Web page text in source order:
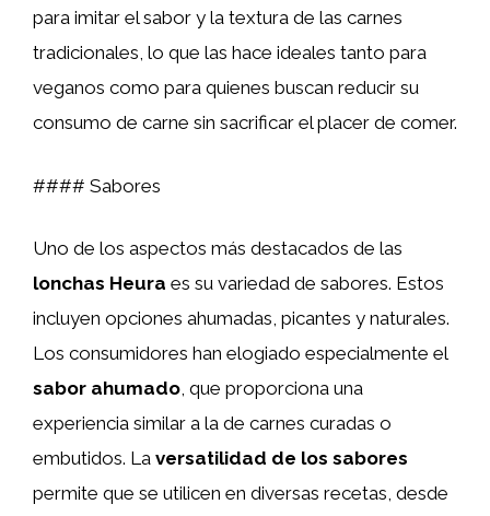
para imitar el sabor y la textura de las carnes
tradicionales, lo que las hace ideales tanto para
veganos como para quienes buscan reducir su
consumo de carne sin sacrificar el placer de comer.
#### Sabores
Uno de los aspectos más destacados de las
lonchas Heura es su variedad de sabores. Estos
incluyen opciones ahumadas, picantes y naturales.
Los consumidores han elogiado especialmente el
sabor ahumado, que proporciona una
experiencia similar a la de carnes curadas o
embutidos. La versatilidad de los sabores
permite que se utilicen en diversas recetas, desde